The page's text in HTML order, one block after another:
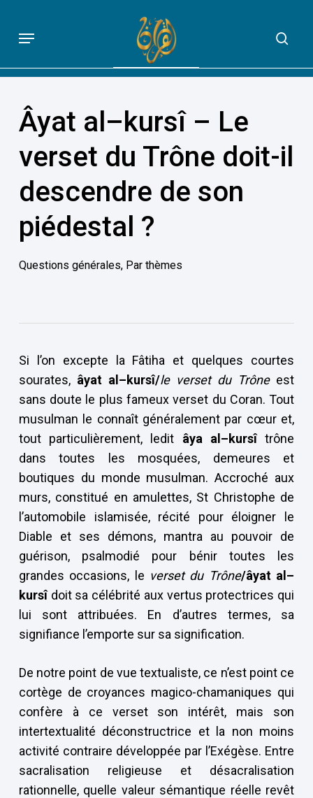
main
content
QUE DIT VRAIMENT LE CORAN
Menu
Âyat al–kursî – Le
verset du Trône doit-il
descendre de son
piédestal ?
Questions générales, Par thèmes
Si l’on excepte la Fâtiha et quelques courtes
sourates, âyat al–kursî/le verset du Trôneest
sans doute le plus fameux verset du Coran. Tout
musulman le connaît généralement par cœur et,
tout particulièrement, ledit âya al–kursîtrône
dans toutes les mosquées, demeures et
boutiques du monde musulman. Accroché aux
murs, constitué en amulettes, St Christophe de
l’automobile islamisée, récité pour éloigner le
Diable et ses démons, mantra au pouvoir de
guérison, psalmodié pour bénir toutes les
grandes occasions, le verset du Trône/âyat al–
kursîdoit sa célébrité aux vertus protectrices qui
lui sont attribuées. En d’autres termes, sa
signifiance l’emporte sur sa signification.
De notre point de vue textualiste, ce n’est point ce
cortège de croyances magico-chamaniques qui
confère à ce verset son intérêt, mais son
intertextualité déconstructrice et la non moins
activité contraire développée par l’Exégèse. Entre
sacralisation religieuse et désacralisation
rationnelle, quelle valeur sémantique réelle revêt